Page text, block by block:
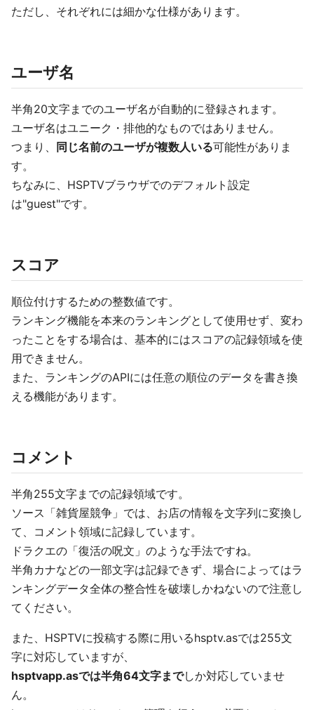
ただし、それぞれには細かな仕様があります。
ユーザ名
半角20文字までのユーザ名が自動的に登録されます。
ユーザ名はユニーク・排他的なものではありません。
つまり、
同じ名前のユーザが複数人いる可能性がありま
す。
ちなみに、HSPTVブラウザでのデフォルト設定
は"guest"です。
スコア
順位付けするための整数値です。
ランキング機能を本来のランキングとして使用せず、変わ
ったことをする場合は、基本的にはスコアの記録領域を使
用できません。
また、ランキングのAPIには任意の順位のデータを書き換
える機能があります。
コメント
半角255文字までの記録領域です。
ソース「雑貨屋競争」では、お店の情報を文字列に変換し
て、コメント領域に記録しています。
ドラクエの「復活の呪文」のような手法ですね。
半角カナなどの一部文字は記録できず、場合によってはラ
ンキングデータ全体の整合性を破壊しかねないので注意し
てください。
また、HSPTVに投稿する際に用いるhsptv.asでは255文
字に対応していますが、
hsptvapp.asでは半角64文字までしか対応していませ
ん。